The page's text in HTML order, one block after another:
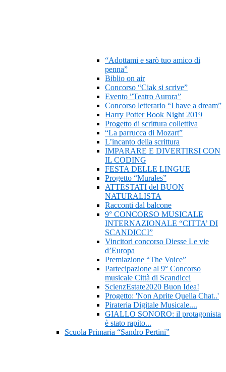
“Adottami e sarò tuo amico di
penna”
Biblio on air
Concorso “Ciak si scrive”
Evento ”Teatro Aurora”
Concorso letterario “I have a dream”
Harry Potter Book Night 2019
Progetto di scrittura collettiva
“La parrucca di Mozart”
L’incanto della scrittura
IMPARARE E DIVERTIRSI CON
IL CODING
FESTA DELLE LINGUE
Progetto “Murales”
ATTESTATI del BUON
NATURALISTA
Racconti dal balcone
9° CONCORSO MUSICALE
INTERNAZIONALE “CITTA’ DI
SCANDICCI”
Vincitori concorso Diesse Le vie
d’Europa
Premiazione “The Voice”
Partecipazione al 9° Concorso
musicale Città di Scandicci
ScienzEstate2020 Buon Idea!
Progetto: 'Non Aprite Quella Chat..'
Pirateria Digitale Musicale....
GIALLO SONORO: il protagonista
è stato rapito...
Scuola Primaria “Sandro Pertini”